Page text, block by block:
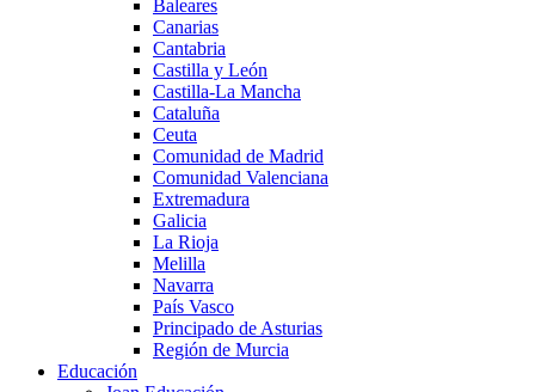
Baleares
Canarias
Cantabria
Castilla y León
Castilla-La Mancha
Cataluña
Ceuta
Comunidad de Madrid
Comunidad Valenciana
Extremadura
Galicia
La Rioja
Melilla
Navarra
País Vasco
Principado de Asturias
Región de Murcia
Educación